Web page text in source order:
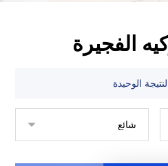
الفجيرة
الوحيدة